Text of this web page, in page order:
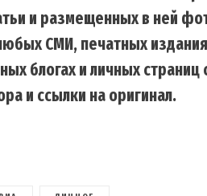
и размещенных в ней
СМИ, печатных
блогах и личных
и ссылки на оригинал.